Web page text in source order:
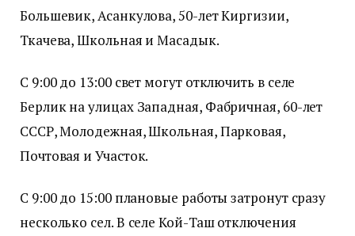
Большевик, Асанкулова, 50-лет Киргизии,
Ткачева, Школьная и Масадык.
С 9:00 до 13:00 свет могут отключить в селе
Берлик на улицах Западная, Фабричная, 60-лет
СССР, Молодежная, Школьная, Парковая,
Почтовая и Участок.
С 9:00 до 15:00 плановые работы затронут сразу
несколько сел. В селе Кой-Таш отключения